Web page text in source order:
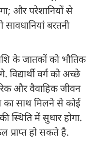
और परेशानियों से
बरतनी
के जातकों को भौतिक
वर्ग को अच्छे
और वैवाहिक जीवन
का साथ मिलने से कोई
में सुधार होगा.
प्राप्त हो सकते है.